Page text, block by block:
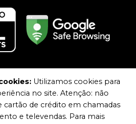
Utilizamos cookies para
no site. Atenção: não
cartão de crédito em chamadas
e televendas. Para mais